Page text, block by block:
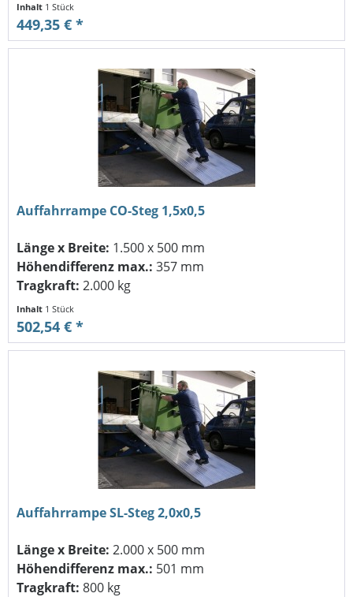
Inhalt 1 Stück
449,35 € *
Auffahrrampe CO-Steg 1,5x0,5
Länge x Breite: 1.500 x 500 mm
Höhendifferenz max.: 357 mm
Tragkraft: 2.000 kg
Inhalt 1 Stück
502,54 € *
Auffahrrampe SL-Steg 2,0x0,5
Länge x Breite: 2.000 x 500 mm
Höhendifferenz max.: 501 mm
Tragkraft: 800 kg